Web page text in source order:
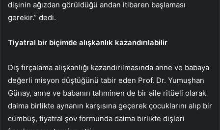
dişinin ağızdan görüldüğü andan itibaren başlaması
gerekir.” dedi.
Tiyatral bir biçimde alışkanlık kazandırılabilir
Diş fırçalama alışkanlığı kazandırılmasında anne ve babaya
değerli misyon düştüğünü tabir eden Prof. Dr. Yumuşhan
Günay, anne ve babanın tahminen de bir aile ritüeli olarak
daima birlikte aynanın karşısına geçerek çocuklarını alıp bir
cümbüş, tiyatral şov formunda daima birlikte dişleri